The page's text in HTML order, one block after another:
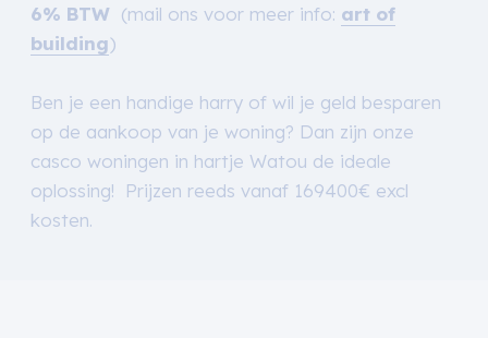
6% BTW (mail ons voor meer info: art of
building)
Ben je een handige harry of wil je geld besparen
op de aankoop van je woning? Dan zijn onze
casco woningen in hartje Watou de ideale
oplossing! Prijzen reeds vanaf 169400€ excl
kosten.